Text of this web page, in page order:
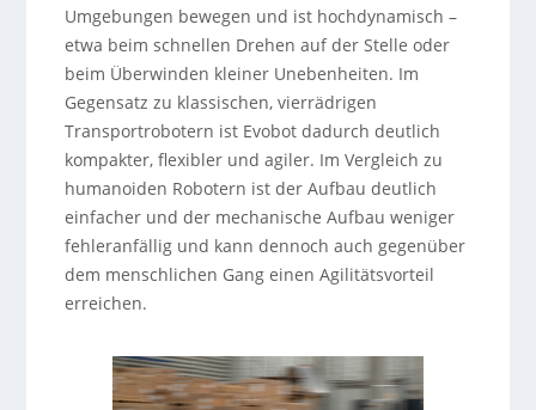
Umgebungen bewegen und ist hochdynamisch –
etwa beim schnellen Drehen auf der Stelle oder
beim Überwinden kleiner Unebenheiten. Im
Gegensatz zu klassischen, vierrädrigen
Transportrobotern ist Evobot dadurch deutlich
kompakter, flexibler und agiler. Im Vergleich zu
humanoiden Robotern ist der Aufbau deutlich
einfacher und der mechanische Aufbau weniger
fehleranfällig und kann dennoch auch gegenüber
dem menschlichen Gang einen Agilitätsvorteil
erreichen.